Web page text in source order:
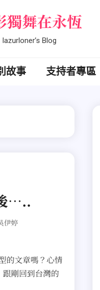
獨舞在永恆
lazurloner’s Blog
故事 支持者專區
…..
伊婷
的文章嗎？心情
剛回到台灣的